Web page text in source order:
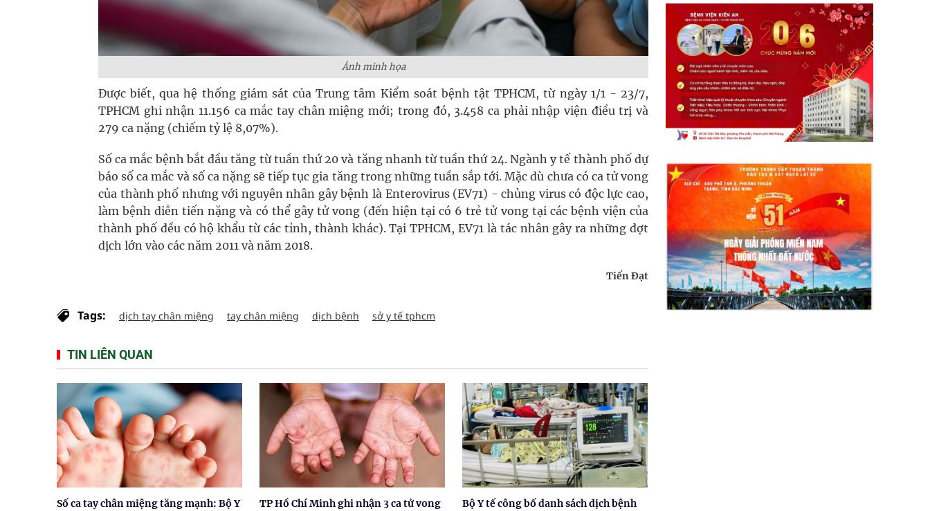
Ảnh minh họa
Được biết, qua hệ thống giám sát của Trung tâm Kiểm soát bệnh tật TPHCM, từ ngày 1/1 - 23/7,
TPHCM ghi nhận 11.156 ca mắc tay chân miệng mới; trong đó, 3.458 ca phải nhập viện điều trị và
279 ca nặng (chiếm tỷ lệ 8,07%).
Số ca mắc bệnh bắt đầu tăng từ tuần thứ 20 và tăng nhanh từ tuần thứ 24. Ngành y tế thành phố dự
báo số ca mắc và số ca nặng sẽ tiếp tục gia tăng trong những tuần sắp tới. Mặc dù chưa có ca tử vong
của thành phố nhưng với nguyên nhân gây bệnh là Enterovirus (EV71) - chủng virus có độc lực cao,
làm bệnh diễn tiến nặng và có thể gây tử vong (đến hiện tại có 6 trẻ tử vong tại các bệnh viện của
thành phố đều có hộ khẩu từ các tỉnh, thành khác). Tại TPHCM, EV71 là tác nhân gây ra những đợt
dịch lớn vào các năm 2011 và năm 2018.
Tiến Đạt
Tags: dịch tay chân miệng tay chân miệng dịch bệnh sở y tế tphcm
TIN LIÊN QUAN
Số ca tay chân miệng tăng mạnh: Bộ Y
TP Hồ Chí Minh ghi nhận 3 ca tử vong
Bộ Y tế công bố danh sách dịch bệnh